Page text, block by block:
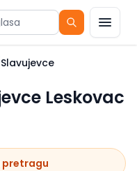
Slavujevce
Leskovac
pretragu